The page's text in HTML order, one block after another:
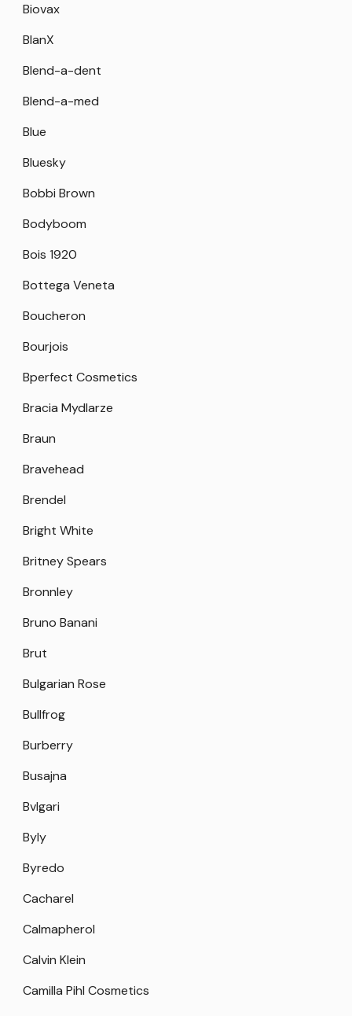
Biovax
BlanX
Blend-a-dent
Blend-a-med
Blue
Bluesky
Bobbi Brown
Bodyboom
Bois 1920
Bottega Veneta
Boucheron
Bourjois
Bperfect Cosmetics
Bracia Mydlarze
Braun
Bravehead
Brendel
Bright White
Britney Spears
Bronnley
Bruno Banani
Brut
Bulgarian Rose
Bullfrog
Burberry
Busajna
Bvlgari
Byly
Byredo
Cacharel
Calmapherol
Calvin Klein
Camilla Pihl Cosmetics